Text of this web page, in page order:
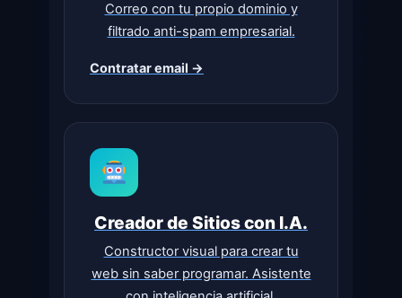
Correo con tu propio dominio y
filtrado anti-spam empresarial.
Contratar email →
Creador de Sitios con I.A.
Constructor visual para crear tu
web sin saber programar. Asistente